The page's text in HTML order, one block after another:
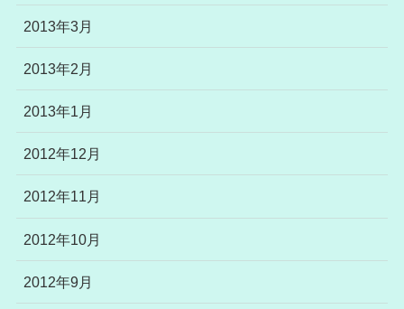
2013年3月
2013年2月
2013年1月
2012年12月
2012年11月
2012年10月
2012年9月